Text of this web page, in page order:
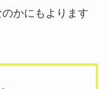
かにもよります